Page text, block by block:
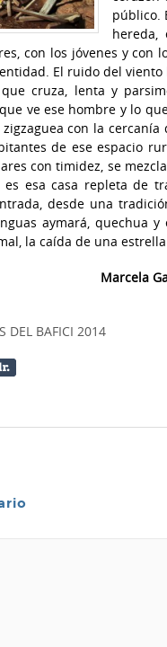
público.
hereda,
con los jóvenes y con
El ruido del
cruza, lenta y
ve ese hombre y lo
con la
de ese espacio
con timidez, se
esa casa repleta de
desde una
aymará, quechua
la caída de una estrella
Marcela
DEL BAFICI 2014